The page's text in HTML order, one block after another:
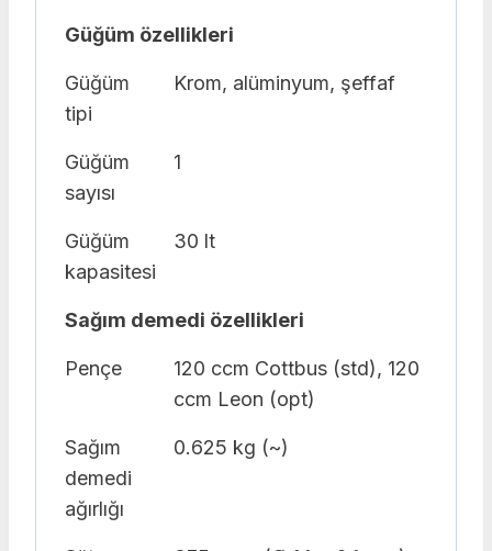
Güğüm özellikleri
Güğüm
tipi
Krom, alüminyum, şeffaf
Güğüm
sayısı
1
Güğüm
kapasitesi
30 lt
Sağım demedi özellikleri
Pençe
120 ccm Cottbus (std), 120
ccm Leon (opt)
Sağım
demedi
ağırlığı
0.625 kg (~)